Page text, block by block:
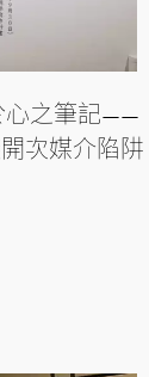
心之筆記——
次媒介陷阱